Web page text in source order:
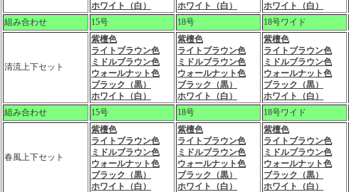
ホワイト（白）
ホワイト（白）
ホワイト（白）
組み合わせ
15号 18号 18号ワイド
清流上下セット
紫檀色
ライトブラウン色
ミドルブラウン色
ウォールナット色
ブラック（黒）
ホワイト（白）
紫檀色
ライトブラウン色
ミドルブラウン色
ウォールナット色
ブラック（黒）
ホワイト（白）
紫檀色
ライトブラウン色
ミドルブラウン色
ウォールナット色
ブラック（黒）
ホワイト（白）
組み合わせ
15号 18号 18号ワイド
春風上下セット
紫檀色
ライトブラウン色
ミドルブラウン色
ウォールナット色
ブラック（黒）
ホワイト（白）
紫檀色
ライトブラウン色
ミドルブラウン色
ウォールナット色
ブラック（黒）
ホワイト（白）
紫檀色
ライトブラウン色
ミドルブラウン色
ウォールナット色
ブラック（黒）
ホワイト（白）